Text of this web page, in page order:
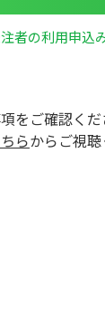
者の利用申込
をご確認くだ
らからご視聴